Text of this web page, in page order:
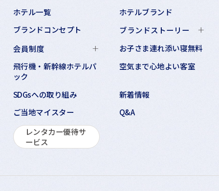
ホテル一覧
ホテルブランド
ブランドコンセプト
ブランドストーリー
会員制度
お子さま連れ添い寝無料
飛行機・新幹線ホテルパ
ック
空気まで心地よい客室
SDGsへの取り組み
新着情報
ご当地マイスター
Q&A
レンタカー優待サ
ービス